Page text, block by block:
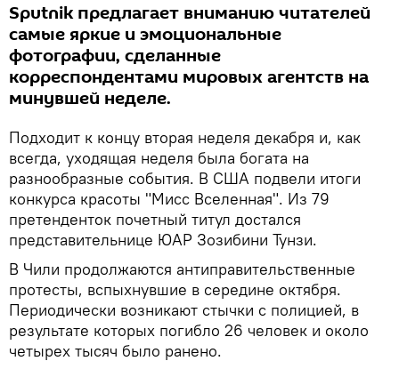
Sputnik предлагает вниманию читателей
самые яркие и эмоциональные
фотографии, сделанные
корреспондентами мировых агентств на
минувшей неделе.
Подходит к концу вторая неделя декабря и, как
всегда, уходящая неделя была богата на
разнообразные события. В США подвели итоги
конкурса красоты "Мисс Вселенная". Из 79
претенденток почетный титул достался
представительнице ЮАР Зозибини Тунзи.
В Чили продолжаются антиправительственные
протесты, вспыхнувшие в середине октября.
Периодически возникают стычки с полицией, в
результате которых погибло 26 человек и около
четырех тысяч было ранено.